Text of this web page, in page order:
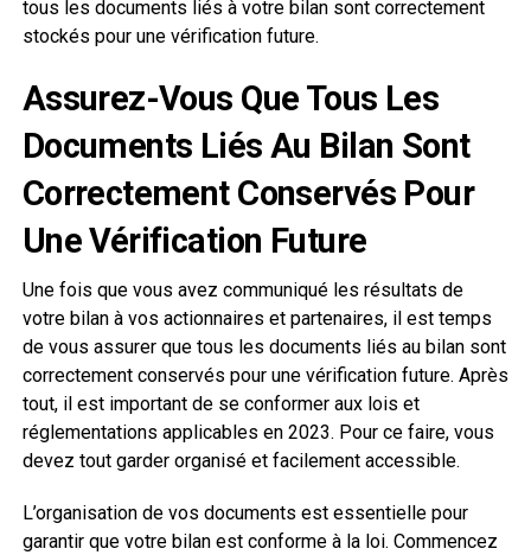
tous les documents liés à votre bilan sont correctement
stockés pour une vérification future.
Assurez-Vous Que Tous Les
Documents Liés Au Bilan Sont
Correctement Conservés Pour
Une Vérification Future
Une fois que vous avez communiqué les résultats de
votre bilan à vos actionnaires et partenaires, il est temps
de vous assurer que tous les documents liés au bilan sont
correctement conservés pour une vérification future. Après
tout, il est important de se conformer aux lois et
réglementations applicables en 2023. Pour ce faire, vous
devez tout garder organisé et facilement accessible.
L’organisation de vos documents est essentielle pour
garantir que votre bilan est conforme à la loi. Commencez